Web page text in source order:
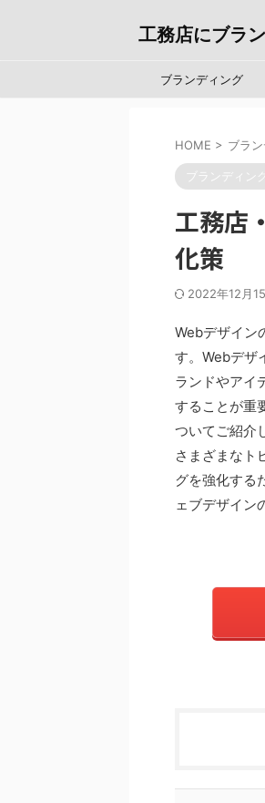
工務店にブラ
ブランディング
HOME > ブラ
ブランディング
工務店
化策
2022年12月
Webデザイン
す。Webデザ
ランドやアイ
することが重
ついてご紹介
さまざまなト
グを強化する
ェブデザイン